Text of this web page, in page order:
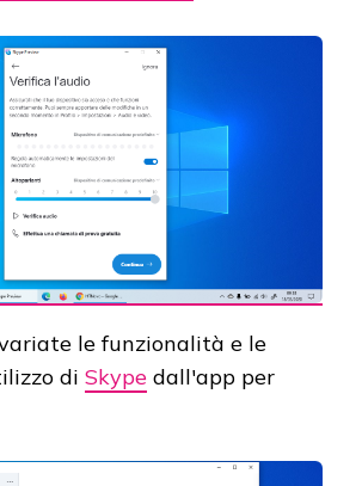
le funzionalità e le
di Skype dall'app per